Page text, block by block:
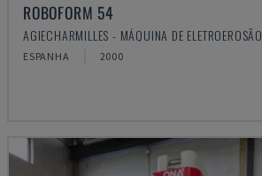
ROBOFORM 54
AGIECHARMILLES - MÁQUINA DE ELETROEROSÃO
ESPANHA 2000